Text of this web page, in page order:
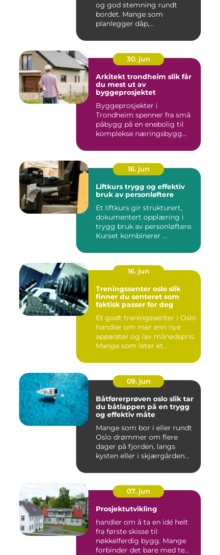
og god stemning rundt
bordet. Mange som
planlegger dåp,
30. jun
Arkitekt trondheim slik får
du mest ut av
byggeprosjektet
Byggeprosjekter i
Trondheim spenner fra små
påbygg på en enebolig til
komplekse næringsbygg
16. jun
Liftkurs trygg og effektiv
bruk av personløftere
Et liftkurs gir strukturert,
dokumentert opplæring i
trygg bruk av personløftere.
Kurset kombinerer ...
16. jun
Treningssenter oslo slik
finner du senteret som
faktisk passer for deg
Et godt treningssenter i Oslo
handler om mer enn nye
apparater og lav månedspris.
Mange som leter et...
09. jun
Båtførerprøven oslo slik tar
du båtlappen på en trygg
og effektiv måte
Mange som bor i eller rundt
Oslo drømmer om flere
dager på fjorden, langs
kysten eller i skjærgården...
07. jun
Prosjektutvikling
handler om å ta en idé helt
fra første skisse til
nøkkelferdig bygg. Mange
forbinder det bare med te...